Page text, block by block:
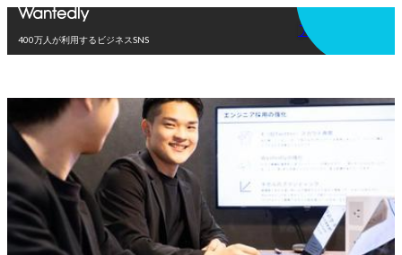
400万人が利用するビジネスSNS
アプリを使う